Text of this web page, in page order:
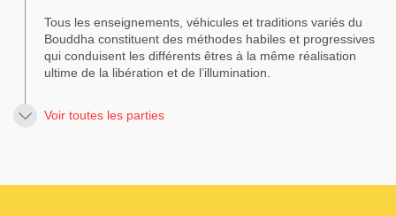
Tous les enseignements, véhicules et traditions variés du
Bouddha constituent des méthodes habiles et progressives
qui conduisent les différents êtres à la même réalisation
ultime de la libération et de l’illumination.
Voir toutes les parties